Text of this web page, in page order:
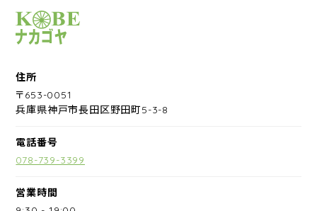
サイクルショップナカゴヤ
住所
〒653-0051
兵庫県神戸市長田区野田町5-3-8
電話番号
078-739-3399
営業時間